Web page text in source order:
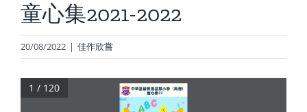
童心集2021-2022
20/08/2022 | 佳作欣嘗
中華基督教會基慧小學（馬灣）
中華基督教會基慧小學（馬灣）
1 / 120